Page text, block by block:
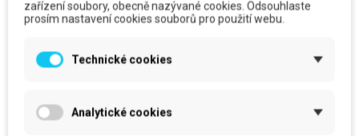
zařízení soubory, obecně nazývané cookies. Odsouhlaste
prosím nastavení cookies souborů pro použití webu.
Technické cookies
Analytické cookies